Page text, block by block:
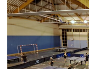
CONTACT